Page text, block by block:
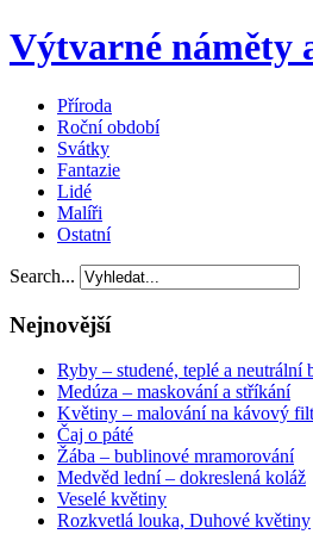
Výtvarné náměty
Příroda
Roční období
Svátky
Fantazie
Lidé
Malíři
Ostatní
Search...
Nejnovější
Ryby – studené, teplé a neutrální
Medúza – maskování a stříkání
Květiny – malování na kávový
Čaj o páté
Žába – bublinové mramorování
Medvěd lední – dokreslená koláž
Veselé květiny
Rozkvetlá louka, Duhové květiny